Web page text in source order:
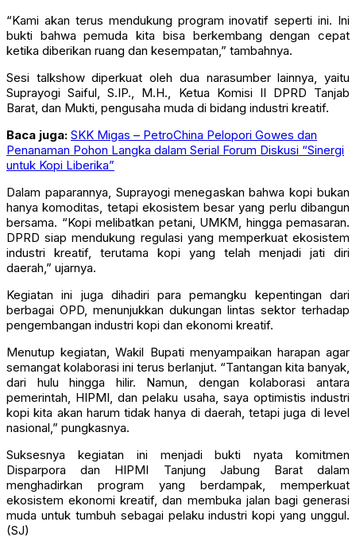
“Kami akan terus mendukung program inovatif seperti ini. Ini
bukti bahwa pemuda kita bisa berkembang dengan cepat
ketika diberikan ruang dan kesempatan,” tambahnya.
Sesi talkshow diperkuat oleh dua narasumber lainnya, yaitu
Suprayogi Saiful, S.IP., M.H., Ketua Komisi II DPRD Tanjab
Barat, dan Mukti, pengusaha muda di bidang industri kreatif.
Baca juga: SKK Migas – PetroChina Pelopori Gowes dan
Penanaman Pohon Langka dalam Serial Forum Diskusi “Sinergi
untuk Kopi Liberika”
Dalam paparannya, Suprayogi menegaskan bahwa kopi bukan
hanya komoditas, tetapi ekosistem besar yang perlu dibangun
bersama. “Kopi melibatkan petani, UMKM, hingga pemasaran.
DPRD siap mendukung regulasi yang memperkuat ekosistem
industri kreatif, terutama kopi yang telah menjadi jati diri
daerah,” ujarnya.
Kegiatan ini juga dihadiri para pemangku kepentingan dari
berbagai OPD, menunjukkan dukungan lintas sektor terhadap
pengembangan industri kopi dan ekonomi kreatif.
Menutup kegiatan, Wakil Bupati menyampaikan harapan agar
semangat kolaborasi ini terus berlanjut. “Tantangan kita banyak,
dari hulu hingga hilir. Namun, dengan kolaborasi antara
pemerintah, HIPMI, dan pelaku usaha, saya optimistis industri
kopi kita akan harum tidak hanya di daerah, tetapi juga di level
nasional,” pungkasnya.
Suksesnya kegiatan ini menjadi bukti nyata komitmen
Disparpora dan HIPMI Tanjung Jabung Barat dalam
menghadirkan program yang berdampak, memperkuat
ekosistem ekonomi kreatif, dan membuka jalan bagi generasi
muda untuk tumbuh sebagai pelaku industri kopi yang unggul.
(SJ)